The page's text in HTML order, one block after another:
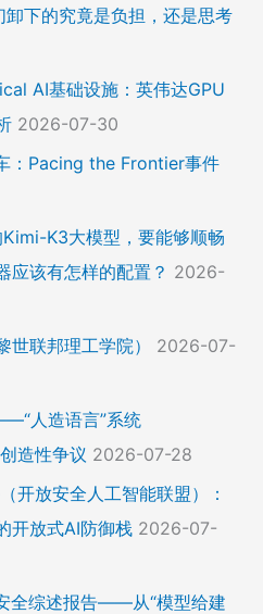
卸下的究竟是负担，还是思考
AI基础设施：英伟达GPU
2026-07-30
：Pacing the Frontier事件
K3大模型，要能够顺畅
应该有怎样的配置？ 2026-
联邦理工学院）
2026-07-
人造语言”系统
造性争议 2026-07-28
开放安全人工智能联盟）：
开放式AI防御栈 2026-07-
全综述报告——从“模型给建